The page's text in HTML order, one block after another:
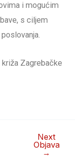
i mogućim
s ciljem
Zagrebačke
Next
Objava
→